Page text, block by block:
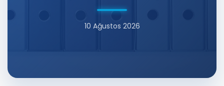
10 Ağustos 2026